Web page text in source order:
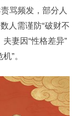
骂频发，部分人
人需谨防“破财不
夫妻因“性格差异”
”。